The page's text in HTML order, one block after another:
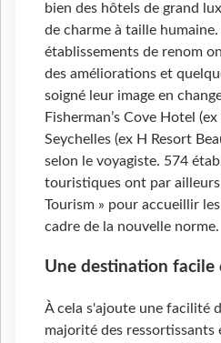
bien des hôtels de grand
de charme à taille
établissements de renom
des améliorations et
soigné leur image en
Fisherman’s Cove Hotel
Seychelles (ex H Resort
selon le voyagiste. 574
touristiques ont par
Tourism » pour accueillir
cadre de la nouvelle norme.
Une destination facile
À cela s'ajoute une facilité
majorité des ressortissants